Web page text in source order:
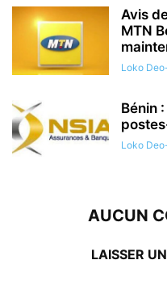
Avis
MTN
Loko
Bénin
Loko
AUCUN
LAISSER